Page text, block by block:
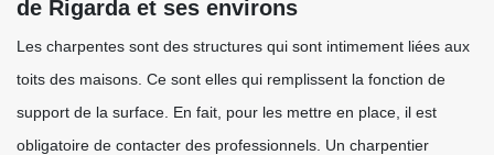
de Rigarda et ses environs
Les charpentes sont des structures qui sont intimement liées aux
toits des maisons. Ce sont elles qui remplissent la fonction de
support de la surface. En fait, pour les mettre en place, il est
obligatoire de contacter des professionnels. Un charpentier